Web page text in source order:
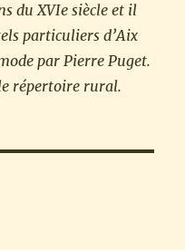
du XVIe siècle et il
particuliers d’Aix
par Pierre Puget.
répertoire rural.